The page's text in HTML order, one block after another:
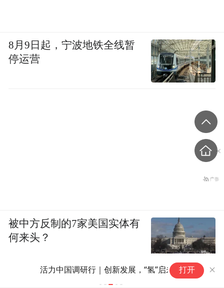
活力中国调研行｜创新发展，“氢”启未来 打开
8月9日起，宁波地铁全线暂
停运营
被中方反制的7家美国实体有
何来头？